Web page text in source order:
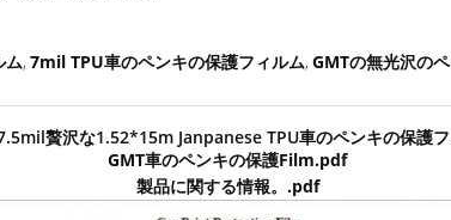
ム, 7mil TPU車のペンキの保護フィルム, GMTの無光沢の
贅沢な1.52*15m Janpanese TPU車のペンキの保護
GMT車のペンキの保護Film.pdf
製品に関する情報。.pdf